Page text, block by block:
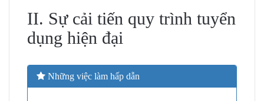
II. Sự cải tiến quy trình tuyển
dụng hiện đại
Những việc làm hấp dẫn